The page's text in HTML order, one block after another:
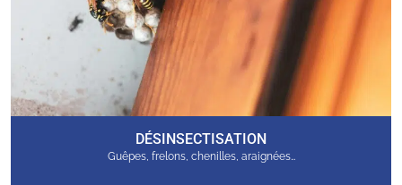
DÉSINSECTISATION
Guêpes, frelons, chenilles, araignées…